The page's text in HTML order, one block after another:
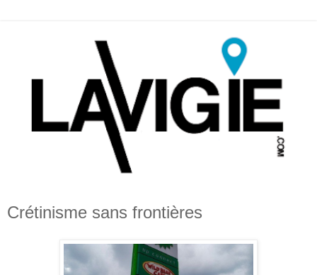
Crétinisme sans frontières